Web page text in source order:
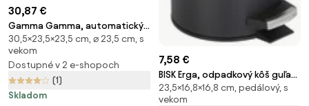
30,87 €
Gamma Gamma, automatický
odpadkový kôš 12L, biela-
ružové zlato, GMA-KA-WH
30,5×23,5×23,5 cm, ⌀ 23,5 cm, s
vekom
Dostupné v 2 e-shopoch
(1)
Skladom
7,58 €
BISK Erga, odpadkový kôš guľatý
3l, čierna, ERG-07514
23,5×16,8×16,8 cm, pedálový, s
vekom